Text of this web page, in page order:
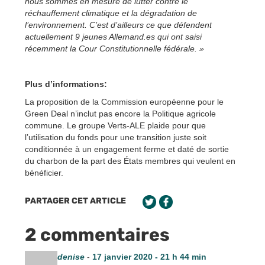
réchauffement climatique et la dégradation de
l’environnement. C’est d’ailleurs ce que défendent
actuellement 9 jeunes Allemand.es qui ont saisi
récemment la Cour Constitutionnelle fédérale. »
Plus d’informations:
La proposition de la Commission européenne pour le
Green Deal n’inclut pas encore la Politique agricole
commune. Le groupe Verts-ALE plaide pour que
l’utilisation du fonds pour une transition juste soit
conditionnée à un engagement ferme et daté de sortie
du charbon de la part des États membres qui veulent en
bénéficier.
PARTAGER CET ARTICLE
2 commentaires
denise- 17 janvier 2020 - 21 h 44 min